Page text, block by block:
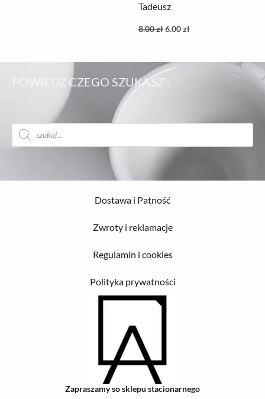
Tadeusz
8.00zł6.00zł
POWIEDZ CZEGO SZUKASZ :
Wyszukiwarka
produktów
Dostawa i Patność
Zwroty i reklamacje
Regulamin i cookies
Polityka prywatności
Zapraszamy so sklepu stacionarnego